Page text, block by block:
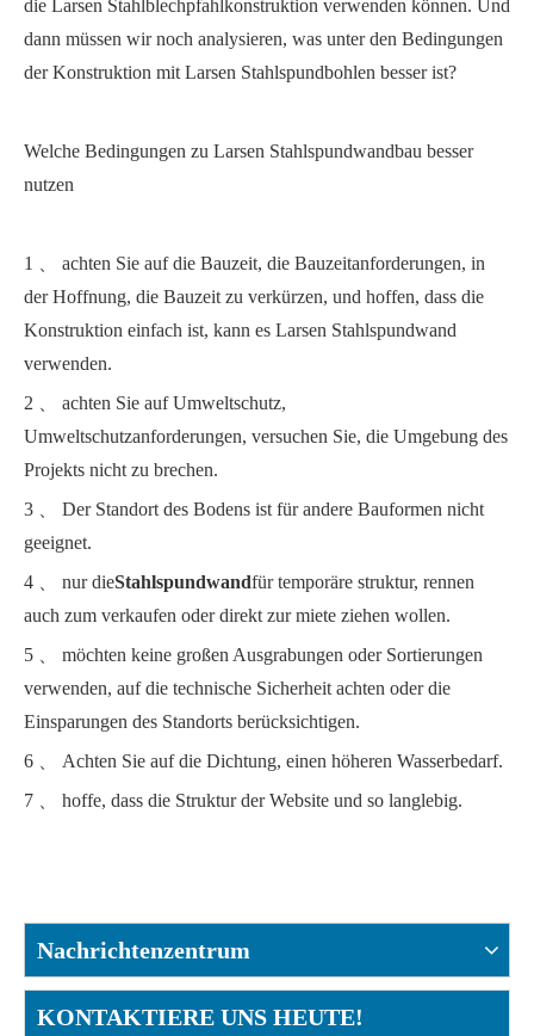
die Larsen Stahlblechpfahlkonstruktion verwenden können. Und
dann müssen wir noch analysieren, was unter den Bedingungen
der Konstruktion mit Larsen Stahlspundbohlen besser ist?
Welche Bedingungen zu Larsen Stahlspundwandbau besser
nutzen
1 、 achten Sie auf die Bauzeit, die Bauzeitanforderungen, in
der Hoffnung, die Bauzeit zu verkürzen, und hoffen, dass die
Konstruktion einfach ist, kann es Larsen Stahlspundwand
verwenden.
2 、 achten Sie auf Umweltschutz,
Umweltschutzanforderungen, versuchen Sie, die Umgebung des
Projekts nicht zu brechen.
3 、 Der Standort des Bodens ist für andere Bauformen nicht
geeignet.
4 、 nur dieStahlspundwandfür temporäre struktur, rennen
auch zum verkaufen oder direkt zur miete ziehen wollen.
5 、 möchten keine großen Ausgrabungen oder Sortierungen
verwenden, auf die technische Sicherheit achten oder die
Einsparungen des Standorts berücksichtigen.
6 、 Achten Sie auf die Dichtung, einen höheren Wasserbedarf.
7 、 hoffe, dass die Struktur der Website und so langlebig.
Nachrichtenzentrum
KONTAKTIERE UNS HEUTE!